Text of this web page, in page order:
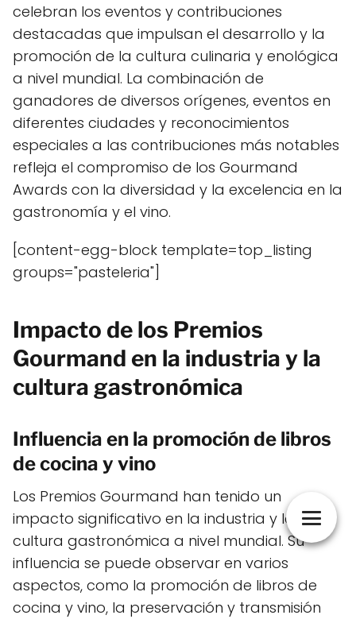
celebran los eventos y contribuciones
destacadas que impulsan el desarrollo y la
promoción de la cultura culinaria y enológica
a nivel mundial. La combinación de
ganadores de diversos orígenes, eventos en
diferentes ciudades y reconocimientos
especiales a las contribuciones más notables
refleja el compromiso de los Gourmand
Awards con la diversidad y la excelencia en la
gastronomía y el vino.
[content-egg-block template=top_listing
groups="pasteleria"]
Impacto de los Premios
Gourmand en la industria y la
cultura gastronómica
Influencia en la promoción de libros
de cocina y vino
Los Premios Gourmand han tenido un
impacto significativo en la industria y la
cultura gastronómica a nivel mundial. Su
influencia se puede observar en varios
aspectos, como la promoción de libros de
cocina y vino, la preservación y transmisión